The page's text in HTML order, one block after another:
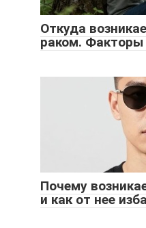
Откуда
раком. Факторы
Почему
и как от нее